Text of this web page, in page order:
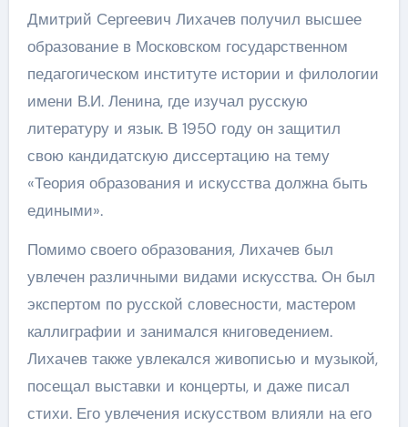
Дмитрий Сергеевич Лихачев получил высшее
образование в Московском государственном
педагогическом институте истории и филологии
имени В.И. Ленина, где изучал русскую
литературу и язык. В 1950 году он защитил
свою кандидатскую диссертацию на тему
«Теория образования и искусства должна быть
едиными».
Помимо своего образования, Лихачев был
увлечен различными видами искусства. Он был
экспертом по русской словесности, мастером
каллиграфии и занимался книговедением.
Лихачев также увлекался живописью и музыкой,
посещал выставки и концерты, и даже писал
стихи. Его увлечения искусством влияли на его